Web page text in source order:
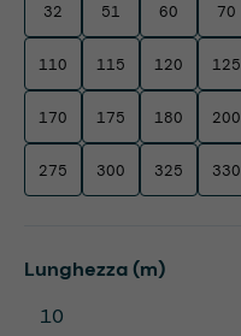
32 51 60 70
110 115 120 125
170 175 180 200
275 300 325 330
Select
Lunghezza (m)